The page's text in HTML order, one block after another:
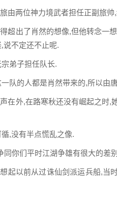
由两位神力境武者担任正副旅帅
超出了肖然的想像,但他转念一
说不定还不止呢.
弟子担任队长.
队的人都是肖然带来的,所以由
在外,在路寒秋还没有崛起之时,
,没有半点慌乱之像.
你们平时江湖争雄有很大的差
起以前从过诛仙剑派运兵船,当